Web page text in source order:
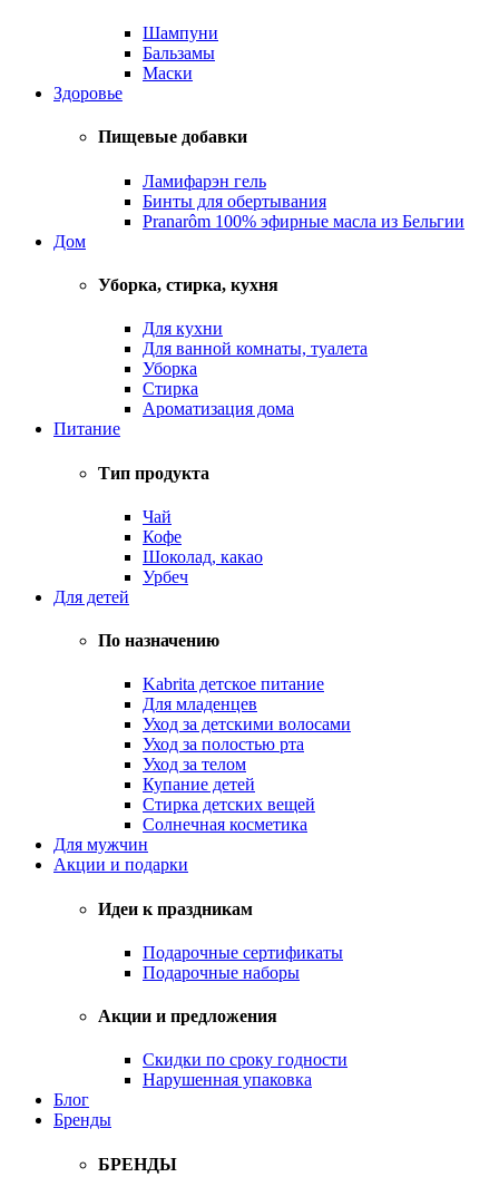
Шампуни
Бальзамы
Маски
Здоровье
Пищевые добавки
Ламифарэн гель
Бинты для обертывания
Pranarôm 100% эфирные масла из Бельгии
Дом
Уборка, стирка, кухня
Для кухни
Для ванной комнаты, туалета
Уборка
Стирка
Ароматизация дома
Питание
Тип продукта
Чай
Кофе
Шоколад, какао
Урбеч
Для детей
По назначению
Kabrita детское питание
Для младенцев
Уход за детскими волосами
Уход за полостью рта
Уход за телом
Купание детей
Стирка детских вещей
Солнечная косметика
Для мужчин
Акции и подарки
Идеи к праздникам
Подарочные сертификаты
Подарочные наборы
Акции и предложения
Скидки по сроку годности
Нарушенная упаковка
Блог
Бренды
БРЕНДЫ